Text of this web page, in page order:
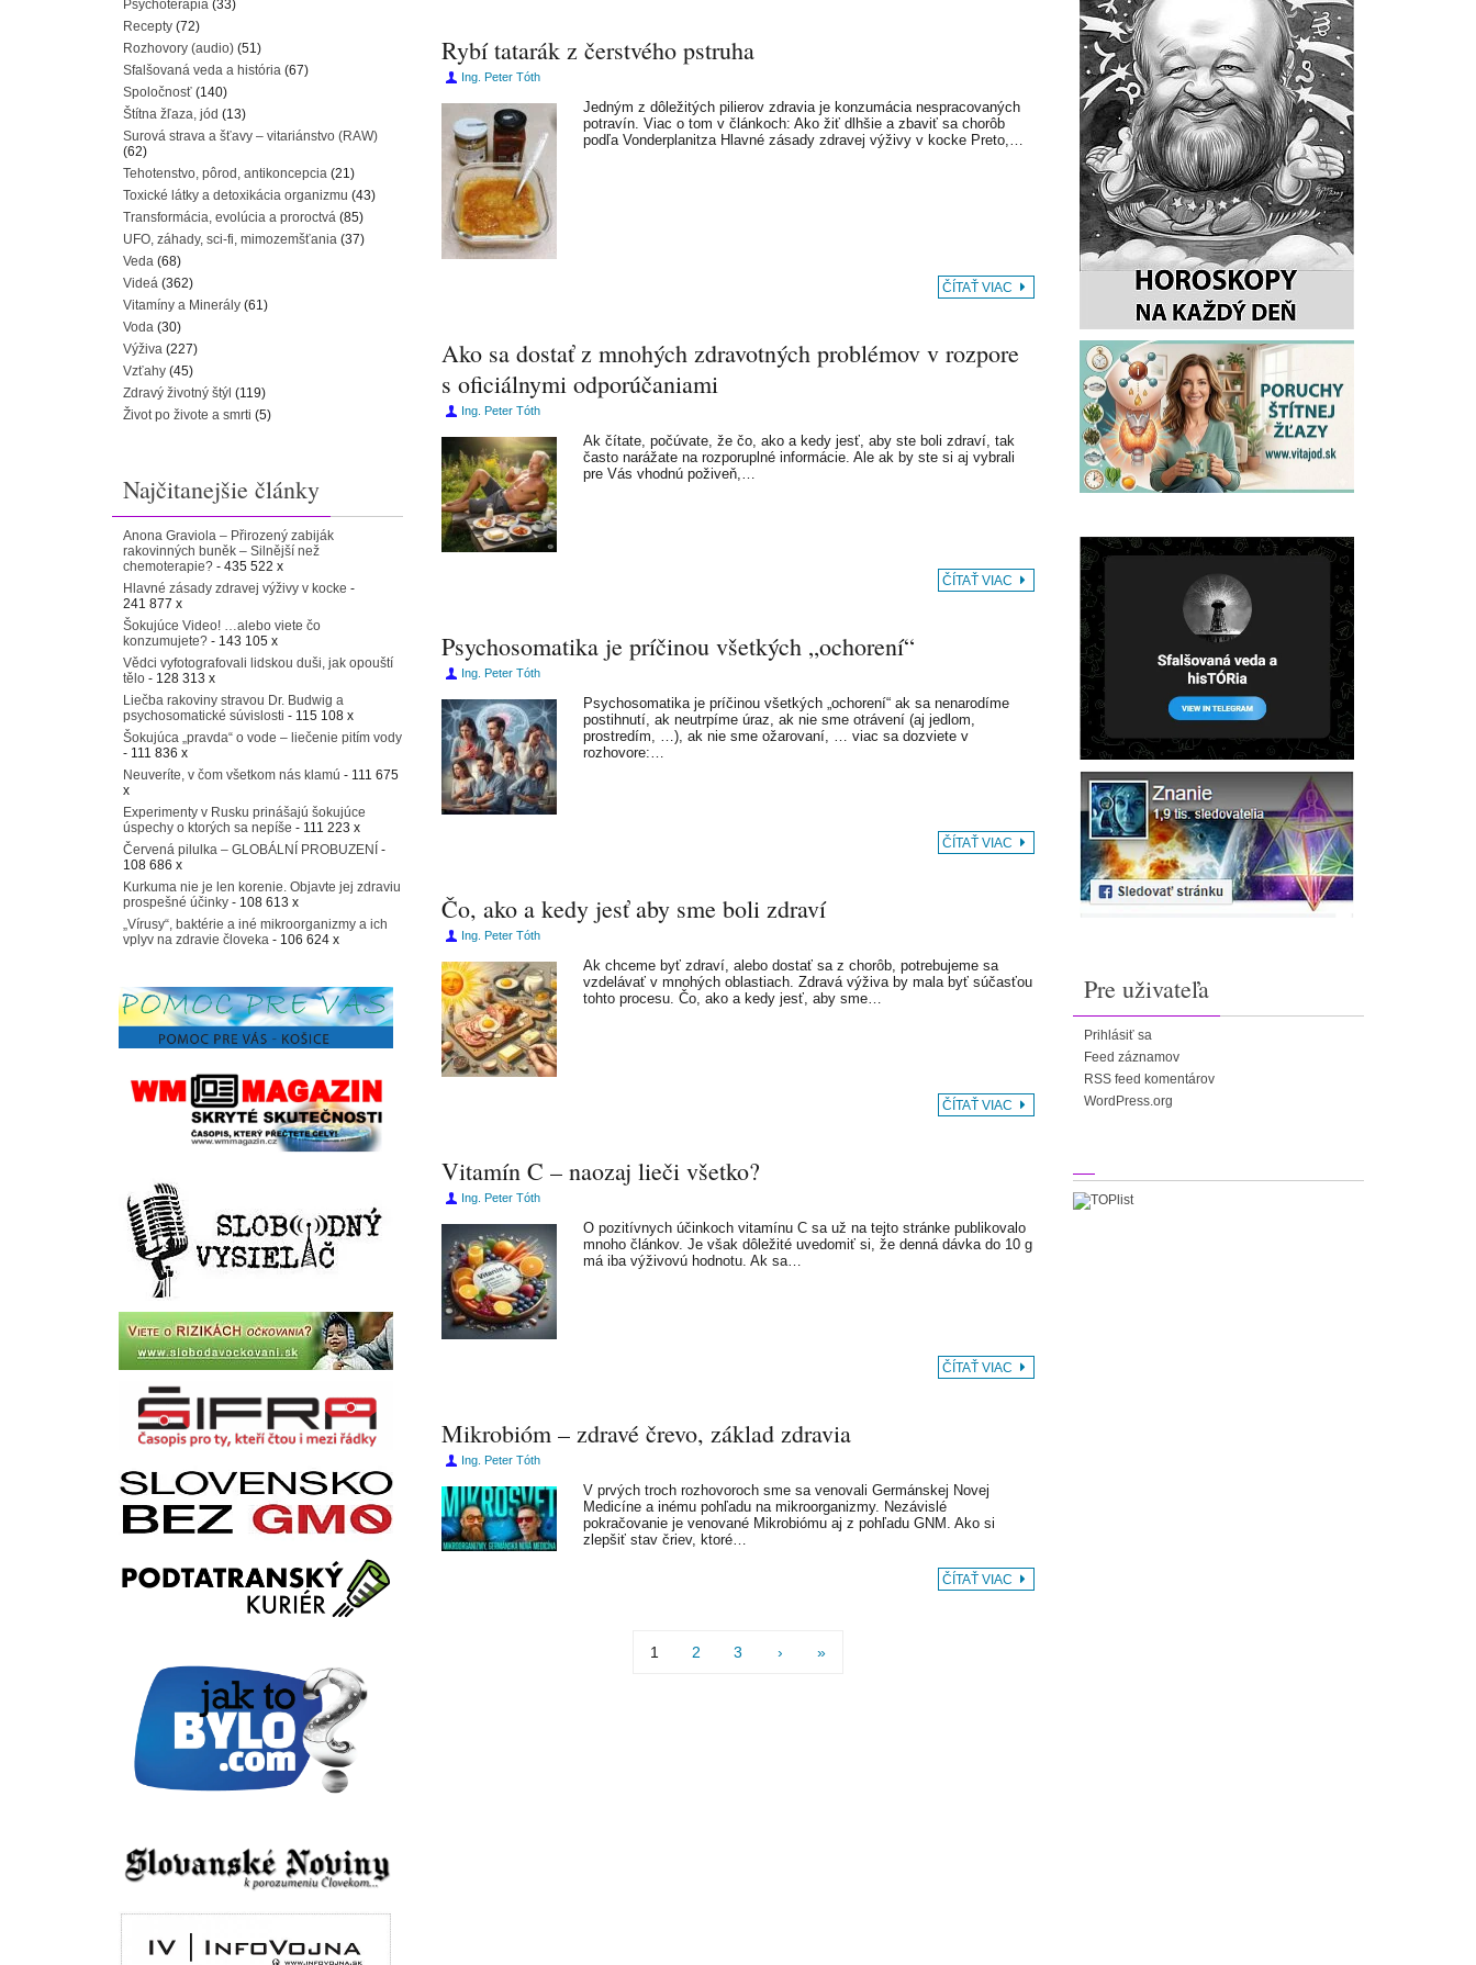
Rybí tatarák z čerstvého pstruha
Ing. Peter Tóth
Jedným z dôležitých pilierov zdravia je konzumácia nespracovaných
potravín. Viac o tom v článkoch: Ako žiť dlhšie a zbaviť sa chorôb
podľa Vonderplanitza Hlavné zásady zdravej výživy v kocke Preto,…
ČÍTAŤ VIAC
Ako sa dostať z mnohých zdravotných problémov v rozpore
s oficiálnymi odporúčaniami
Ing. Peter Tóth
Ak čítate, počúvate, že čo, ako a kedy jesť, aby ste boli zdraví, tak
často narážate na rozporuplné informácie. Ale ak by ste si aj vybrali
pre Vás vhodnú poživeň,…
ČÍTAŤ VIAC
Psychosomatika je príčinou všetkých „ochorení“
Ing. Peter Tóth
Psychosomatika je príčinou všetkých „ochorení“ ak sa nenarodíme
postihnutí, ak neutrpíme úraz, ak nie sme otrávení (aj jedlom,
prostredím, …), ak nie sme ožarovaní, … viac sa dozviete v
rozhovore:…
ČÍTAŤ VIAC
Čo, ako a kedy jesť aby sme boli zdraví
Ing. Peter Tóth
Ak chceme byť zdraví, alebo dostať sa z chorôb, potrebujeme sa
vzdelávať v mnohých oblastiach. Zdravá výživa by mala byť súčasťou
tohto procesu. Čo, ako a kedy jesť, aby sme…
ČÍTAŤ VIAC
Vitamín C – naozaj lieči všetko?
Ing. Peter Tóth
O pozitívnych účinkoch vitamínu C sa už na tejto stránke publikovalo
mnoho článkov. Je však dôležité uvedomiť si, že denná dávka do 10 g
má iba výživovú hodnotu. Ak sa…
ČÍTAŤ VIAC
Mikrobióm – zdravé črevo, základ zdravia
Ing. Peter Tóth
V prvých troch rozhovoroch sme sa venovali Germánskej Novej
Medicíne a inému pohľadu na mikroorganizmy. Nezávislé
pokračovanie je venované Mikrobiómu aj z pohľadu GNM. Ako si
zlepšiť stav čriev, ktoré…
ČÍTAŤ VIAC
1 2 3 › »
Psychoterapia (33)
Recepty (72)
Rozhovory (audio) (51)
Sfalšovaná veda a história (67)
Spoločnosť (140)
Štítna žľaza, jód (13)
Surová strava a šťavy – vitariánstvo (RAW)
(62)
Tehotenstvo, pôrod, antikoncepcia (21)
Toxické látky a detoxikácia organizmu (43)
Transformácia, evolúcia a proroctvá (85)
UFO, záhady, sci-fi, mimozemšťania (37)
Veda (68)
Videá (362)
Vitamíny a Minerály (61)
Voda (30)
Výživa (227)
Vzťahy (45)
Zdravý životný štýl (119)
Život po živote a smrti (5)
Najčitanejšie články
Anona Graviola – Přirozený zabiják
rakovinných buněk – Silnější než
chemoterapie? - 435 522 x
Hlavné zásady zdravej výživy v kocke -
241 877 x
Šokujúce Video! …alebo viete čo
konzumujete? - 143 105 x
Vědci vyfotografovali lidskou duši, jak opouští
tělo - 128 313 x
Liečba rakoviny stravou Dr. Budwig a
psychosomatické súvislosti - 115 108 x
Šokujúca „pravda“ o vode – liečenie pitím vody
- 111 836 x
Neuveríte, v čom všetkom nás klamú - 111 675
x
Experimenty v Rusku prinášajú šokujúce
úspechy o ktorých sa nepíše - 111 223 x
Červená pilulka – GLOBÁLNÍ PROBUZENÍ -
108 686 x
Kurkuma nie je len korenie. Objavte jej zdraviu
prospešné účinky - 108 613 x
„Vírusy“, baktérie a iné mikroorganizmy a ich
vplyv na zdravie človeka - 106 624 x
Pre uživateľa
Prihlásiť sa
Feed záznamov
RSS feed komentárov
WordPress.org